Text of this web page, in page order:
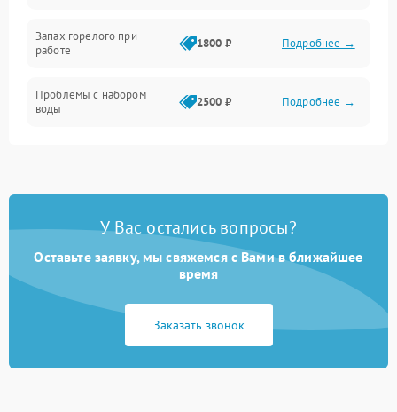
Запах горелого при
работе
1800 ₽ Подробнее →
Проблемы с набором
воды
2500 ₽ Подробнее →
Замена платы управления 2200 ₽ Подробнее →
У Вас остались вопросы?
Оставьте заявку, мы свяжемся с Вами в ближайшее
время
Заказать звонок